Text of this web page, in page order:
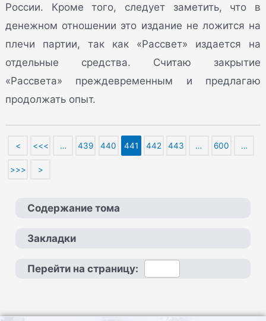
России. Кроме того, следует заметить, что в
денежном отношении это издание не ложится на
плечи партии, так как «Рассвет» издается на
отдельные средства. Считаю закрытие
«Рассвета» преждевременным и предлагаю
продолжать опыт.
< <<< … 439 440 441 442 443 … 600 …
>>> >
Содержание тома
Закладки
Перейти на страницу: